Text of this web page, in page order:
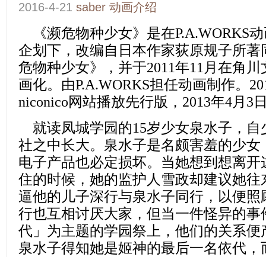
2016-4-21 saber 动画介绍
《濒危物种少女》 是在P.A.WORKS
企划下，改编自日本作家荻原规子所著
危物种少女》，并于2011年11月在角
画化。由P.A.WORKS担任动画制作。
niconico网站播放先行版，2013年4月3
就读凤城学园的15岁少女泉水子， 自
社之中长大。泉水子是名颇害羞的少
电子产品也必定损坏。当她想到想离
住的时候，她的监护人雪政却建议她
逼他的儿子深行与泉水子同行，以便
行也互相讨厌大家，但当一件怪异的
代」为主题的学园祭上，他们的关系
泉水子得知她是姬神的最后一名依代